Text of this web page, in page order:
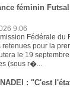
féminin
9:06
Fédérale du
retenues pour la
le 19
(sous r�...
: "C'est